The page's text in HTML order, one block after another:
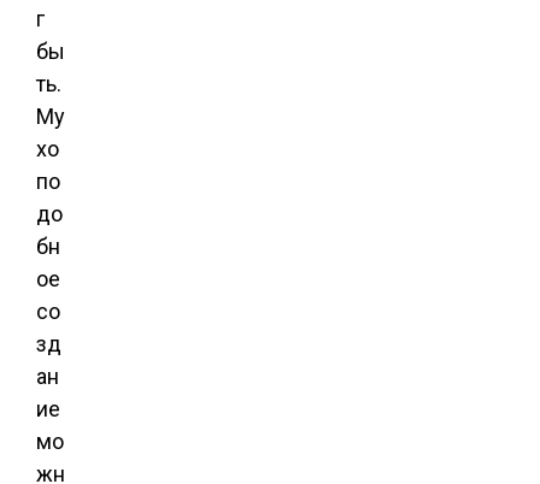
г
бы
ть.
Му
хо
по
до
бн
ое
со
зд
ан
ие
мо
жн